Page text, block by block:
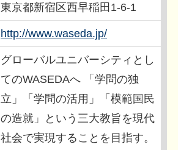
東京都新宿区西早稲田1-6-1
http://www.waseda.jp/
グローバルユニバーシティとし
てのWASEDAへ 「学問の独
立」「学問の活用」「模範国民
の造就」という三大教旨を現代
社会で実現することを目指す。